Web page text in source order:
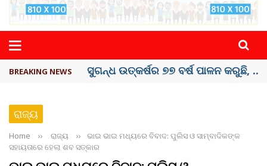
BREAKING NEWS ୟୁପିଆଇ ଓ ଅନ୍ୟାନ୍ୟ ଡିଜିଟାଲ୍ ନେଣଦେଣ ...
ରାଜ୍ୟ
Home ›› ରାଜ୍ୟ ››
ଭାଇ ଭାଇ ମଧ୍ୟରେ ବିବାଦ: ପୁଲିସ ଓ ସାମ୍ବାଦିକଙ୍କ
ସହାୟତାରେ ହେଲା ଶବ ସତ୍କାର